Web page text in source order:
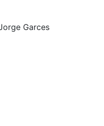
Garces